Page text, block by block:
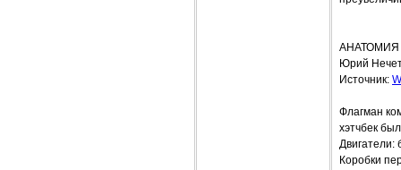
Юрий
Источник:
Флагман
хэтчбек
Двигатели:
Коробки